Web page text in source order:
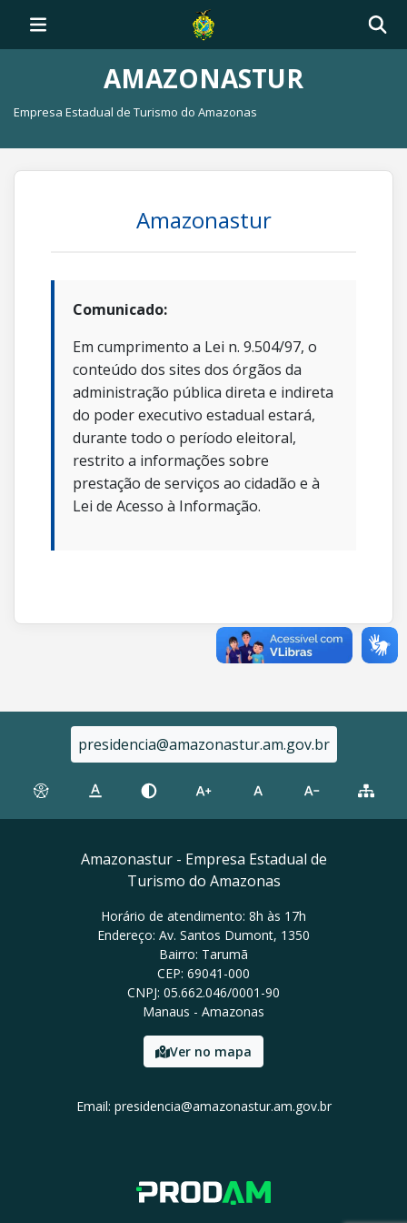
AMAZONASTUR
Empresa Estadual de Turismo do Amazonas
Amazonastur
Comunicado:
Em cumprimento a Lei n. 9.504/97, o
conteúdo dos sites dos órgãos da
administração pública direta e indireta
do poder executivo estadual estará,
durante todo o período eleitoral,
restrito a informações sobre
prestação de serviços ao cidadão e à
Lei de Acesso à Informação.
presidencia@amazonastur.am.gov.br
Amazonastur - Empresa Estadual de
Turismo do Amazonas
Horário de atendimento: 8h às 17h
Endereço: Av. Santos Dumont, 1350
Bairro: Tarumã
CEP: 69041-000
CNPJ: 05.662.046/0001-90
Manaus - Amazonas
Ver no mapa
Email: presidencia@amazonastur.am.gov.br